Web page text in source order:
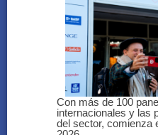
Con más de 100
internacionales y las
del sector, comienza